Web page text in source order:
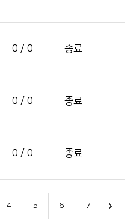
0 / 0 종료
0 / 0 종료
0 / 0 종료
4 5 6 7